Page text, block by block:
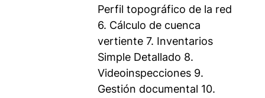
Perfil topográfico de la red
6. Cálculo de cuenca
vertiente 7. Inventarios
Simple Detallado 8.
Videoinspecciones 9.
Gestión documental 10.